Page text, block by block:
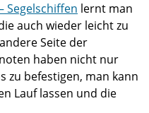
Segelschiffen lernt man
auch wieder leicht zu
Seite der
haben nicht nur
zu befestigen, man kann
Lauf lassen und die